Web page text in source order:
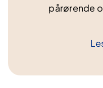
pårørende